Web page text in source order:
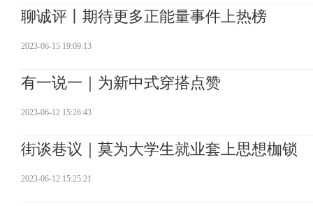
聊诚评丨期待更多正能量事件上热榜
2023-06-15 19:09:13
有一说一｜为新中式穿搭点赞
2023-06-12 15:26:43
街谈巷议｜莫为大学生就业套上思想枷锁
2023-06-12 15:25:21